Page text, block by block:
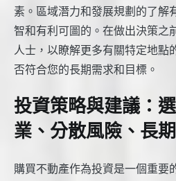
素。區域潛力和發展規劃的了解
智和有利可圖的。在做出決策之
人士，以瞭解更多有關特定地點
否符合您的長期需求和目標。
投資策略與建議：
業、分散風險、長
購買不動產作為投資是一個重要